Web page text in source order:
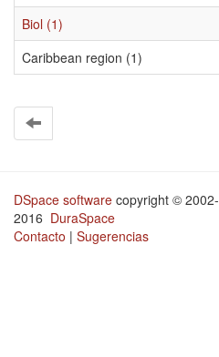
Biol (1)
Caribbean region (1)
DSpace software copyright © 2002-
2016 DuraSpace
Contacto | Sugerencias